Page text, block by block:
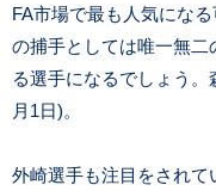
FA市場で最も人気になる
の捕手としては唯一無
る選手になるでしょう
月1日)。
外崎選手も注目をされて